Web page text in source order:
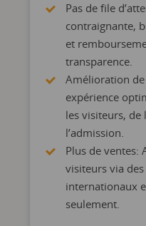
Pas de file
contraignante,
et
transparence.
Amélioration de
expérience
les visiteurs, de
l’admission.
Plus de ventes:
visiteurs via
internationaux
seulement.